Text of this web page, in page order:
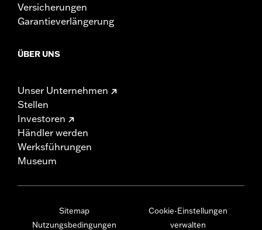
Versicherungen
Garantieverlängerung
ÜBER UNS
Unser Unternehmen
Stellen
Investoren
Händler werden
Werksführungen
Museum
Sitemap
Nutzungsbedingungen
Cookie-Einstellungen
verwalten